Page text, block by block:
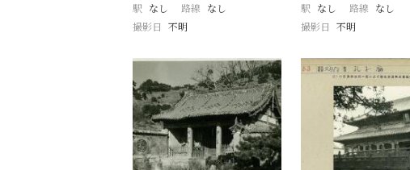
駅 なし 路線 なし
撮影日 不明
駅 なし 路線 なし
撮影日 不明